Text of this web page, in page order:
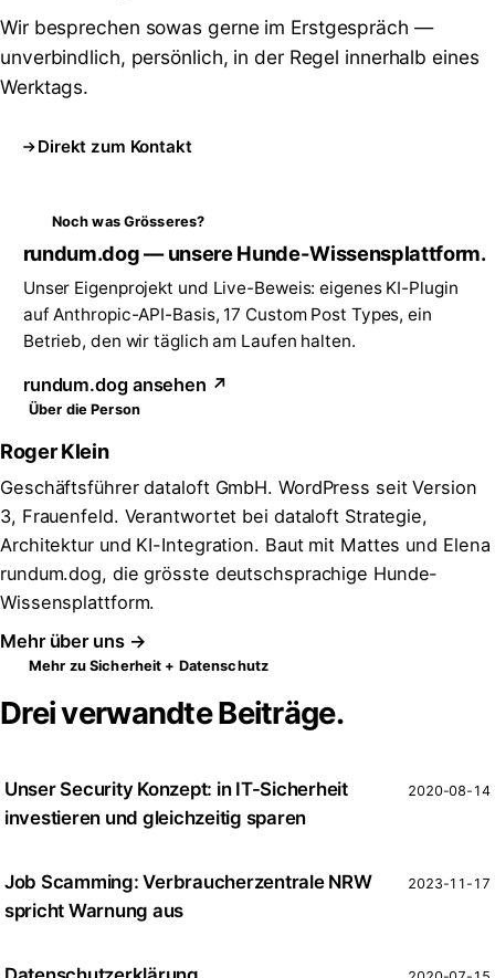
Wir besprechen sowas gerne im Erstgespräch —
unverbindlich, persönlich, in der Regel innerhalb eines
Werktags.
Direkt zum Kontakt
Noch was Grösseres?
rundum.dog — unsere Hunde-Wissensplattform.
Unser Eigenprojekt und Live-Beweis: eigenes KI-Plugin
auf Anthropic-API-Basis, 17 Custom Post Types, ein
Betrieb, den wir täglich am Laufen halten.
rundum.dog ansehen ↗
Über die Person
Roger Klein
Geschäftsführer dataloft GmbH. WordPress seit Version
3, Frauenfeld. Verantwortet bei dataloft Strategie,
Architektur und KI-Integration. Baut mit Mattes und Elena
rundum.dog, die grösste deutschsprachige Hunde-
Wissensplattform.
Mehr über uns →
Mehr zu Sicherheit + Datenschutz
Drei verwandte Beiträge.
Unser Security Konzept: in IT-Sicherheit
investieren und gleichzeitig sparen
2020-08-14
Job Scamming: Verbraucherzentrale NRW
spricht Warnung aus
2023-11-17